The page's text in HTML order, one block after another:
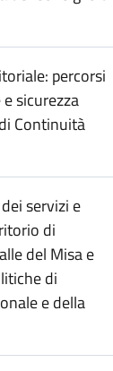
percorsi
sicurezza
Continuità
servizi e
di
del Misa e
di
e della